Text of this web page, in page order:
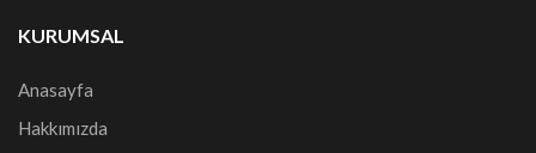
KURUMSAL
Anasayfa
Hakkımızda